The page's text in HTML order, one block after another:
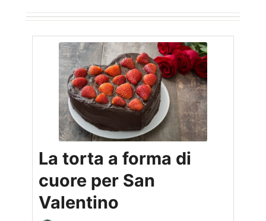
La torta a forma di
cuore per San
Valentino